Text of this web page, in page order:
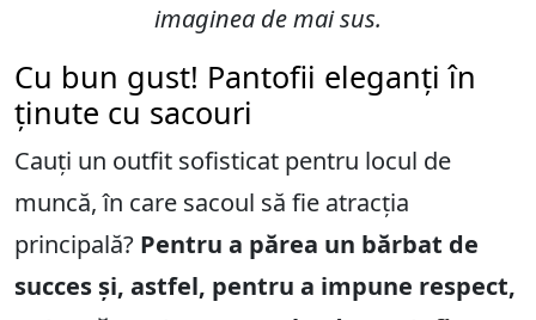
imaginea de mai sus.
Cu bun gust! Pantofii eleganți în
ținute cu sacouri
Cauți un outfit sofisticat pentru locul de
muncă, în care sacoul să fie atracția
principală? Pentru a părea un bărbat de
succes și, astfel, pentru a impune respect,